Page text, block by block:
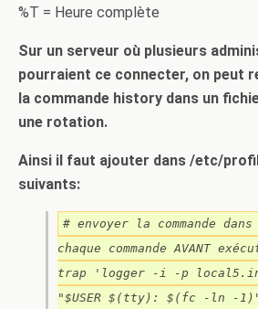
%T = Heure complète
Sur un serveur où plusieurs
pourraient ce connecter, on peut
la commande history dans un
une rotation.
Ainsi il faut ajouter dans /etc/
suivants:
# envoyer la commande
chaque commande AVANT
trap 'logger -i -p
"$USER $(tty): $(fc -ln -1)"'